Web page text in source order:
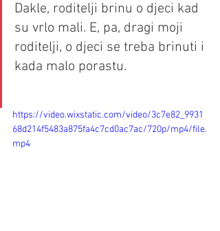
Dakle, roditelji brinu o djeci kad
su vrlo mali. E, pa, dragi moji
roditelji, o djeci se treba brinuti i
kada malo porastu.
https://video.wixstatic.com/video/3c7e82_9931
68d214f5483a875fa4c7cd0ac7ac/720p/mp4/file.
mp4